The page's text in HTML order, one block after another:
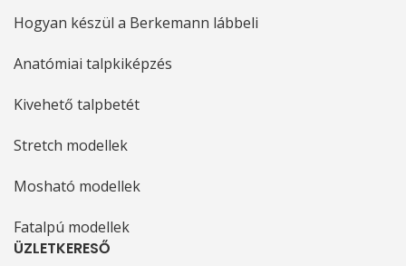
Hogyan készül a Berkemann lábbeli
Anatómiai talpkiképzés
Kivehető talpbetét
Stretch modellek
Mosható modellek
Fatalpú modellek
ÜZLETKERESŐ